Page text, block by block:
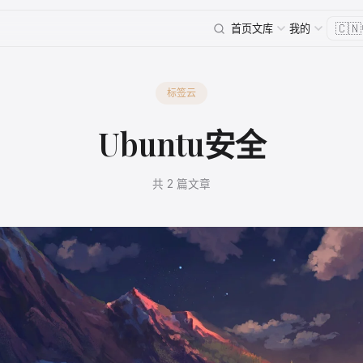
首页文库 我的 🇨🇳
标签云
Ubuntu安全
共 2 篇文章